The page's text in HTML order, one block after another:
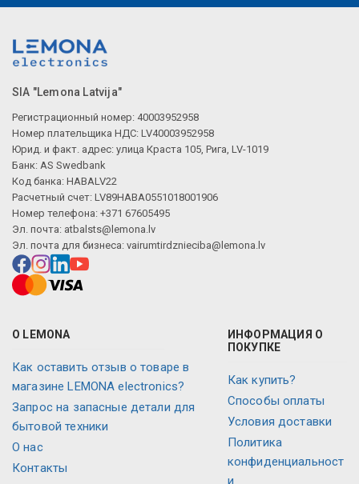
SIA "Lemona Latvija"
Регистрационный номер: 40003952958
Номер плательщика НДС: LV40003952958
Юрид. и факт. адрес: улица Краста 105, Рига, LV-1019
Банк: AS Swedbank
Код банка: HABALV22
Расчетный счет: LV89HABA0551018001906
Номер телефона: +371 67605495
Эл. почта: atbalsts@lemona.lv
Эл. почта для бизнеса: vairumtirdznieciba@lemona.lv
О LEMONA
Как оставить отзыв о товаре в
магазине LEMONA electronics?
Запрос на запасные детали для
бытовой техники
О нас
Контакты
ИНФОРМАЦИЯ О
ПОКУПКЕ
Как купить?
Способы оплаты
Условия доставки
Политика
конфиденциальност